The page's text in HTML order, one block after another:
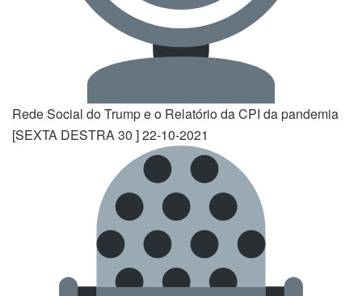
Rede Social do Trump e o Relatório da CPI da pandemia
[SEXTA DESTRA 30 ] 22-10-2021